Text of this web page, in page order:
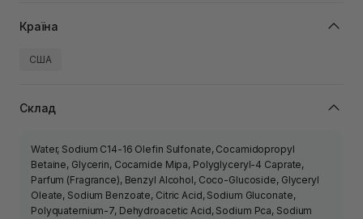
Країна
США
Склад
Water, Sodium C14-16 Olefin Sulfonate, Cocamidopropyl
Betaine, Glycerin, Cocamide Mipa, Polyglyceryl-4 Caprate,
Parfum (Fragrance), Benzyl Alcohol, Coco-Glucoside, Glyceryl
Oleate, Sodium Benzoate, Citric Acid, Sodium Gluconate,
Polyquaternium-7, Dehydroacetic Acid, Sodium Pca, Sodium